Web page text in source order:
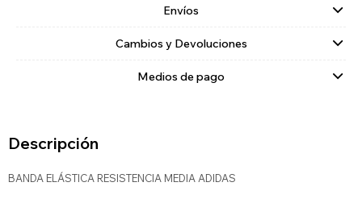
Envíos
Cambios y Devoluciones
Medios de pago
Descripción
BANDA ELÁSTICA RESISTENCIA MEDIA ADIDAS